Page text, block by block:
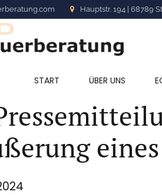
Hauptstr. 194 | 68789
START ÜBER UNS